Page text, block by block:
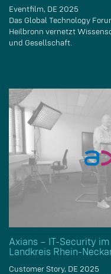
Eventfilm, DE 2025
Das Global Technology
Heilbronn vernetzt
und Gesellschaft.
Axians – IT-Security im
Landkreis Rhein-
Customer Story, DE 2025